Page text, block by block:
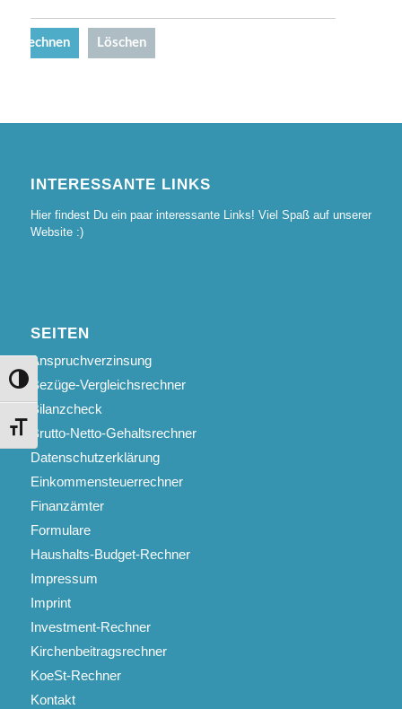
Umschalten auf hohe Kontraste
Schrift vergrößern
INTERESSANTE LINKS
Hier findest Du ein paar interessante Links! Viel Spaß auf unserer
Website :)
SEITEN
Anspruchverzinsung
Bezüge-Vergleichsrechner
Bilanzcheck
Brutto-Netto-Gehaltsrechner
Datenschutzerklärung
Einkommensteuerrechner
Finanzämter
Formulare
Haushalts-Budget-Rechner
Impressum
Imprint
Investment-Rechner
Kirchenbeitragsrechner
KoeSt-Rechner
Kontakt